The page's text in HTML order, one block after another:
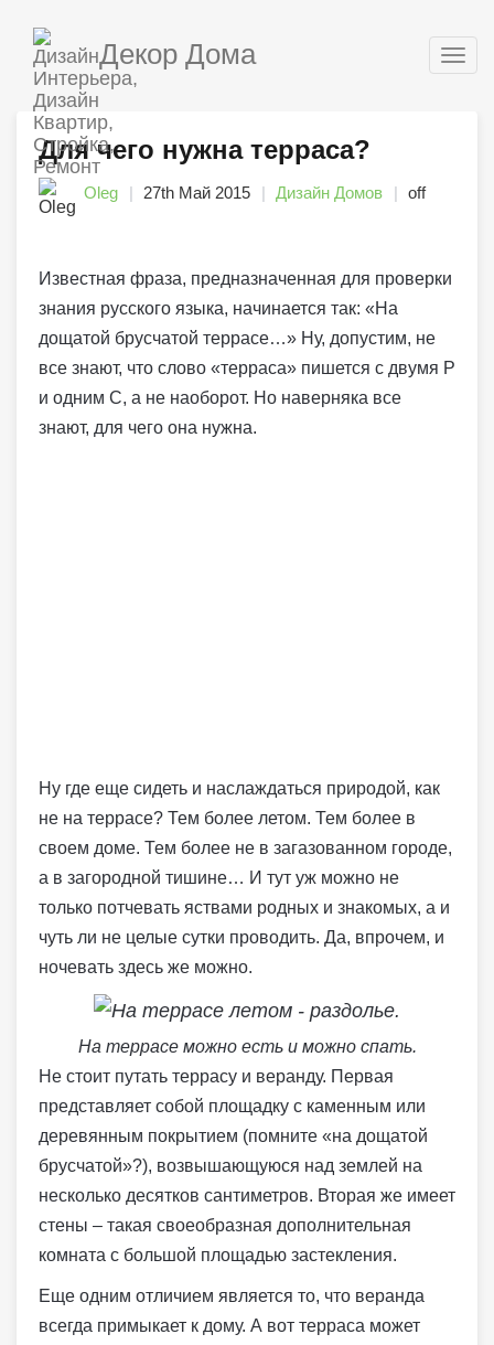
Декор Дома
Для чего нужна терраса?
Oleg 27th Май 2015 Дизайн Домов off
Известная фраза, предназначенная для проверки
знания русского языка, начинается так: «На
дощатой брусчатой террасе…» Ну, допустим, не
все знают, что слово «терраса» пишется с двумя Р
и одним С, а не наоборот. Но наверняка все
знают, для чего она нужна.
Ну где еще сидеть и наслаждаться природой, как
не на террасе? Тем более летом. Тем более в
своем доме. Тем более не в загазованном городе,
а в загородной тишине… И тут уж можно не
только потчевать яствами родных и знакомых, а и
чуть ли не целые сутки проводить. Да, впрочем, и
ночевать здесь же можно.
На террасе можно есть и можно спать.
Не стоит путать террасу и веранду. Первая
представляет собой площадку с каменным или
деревянным покрытием (помните «на дощатой
брусчатой»?), возвышающуюся над землей на
несколько десятков сантиметров. Вторая же имеет
стены – такая своеобразная дополнительная
комната с большой площадью застекления.
Еще одним отличием является то, что веранда
всегда примыкает к дому. А вот терраса может